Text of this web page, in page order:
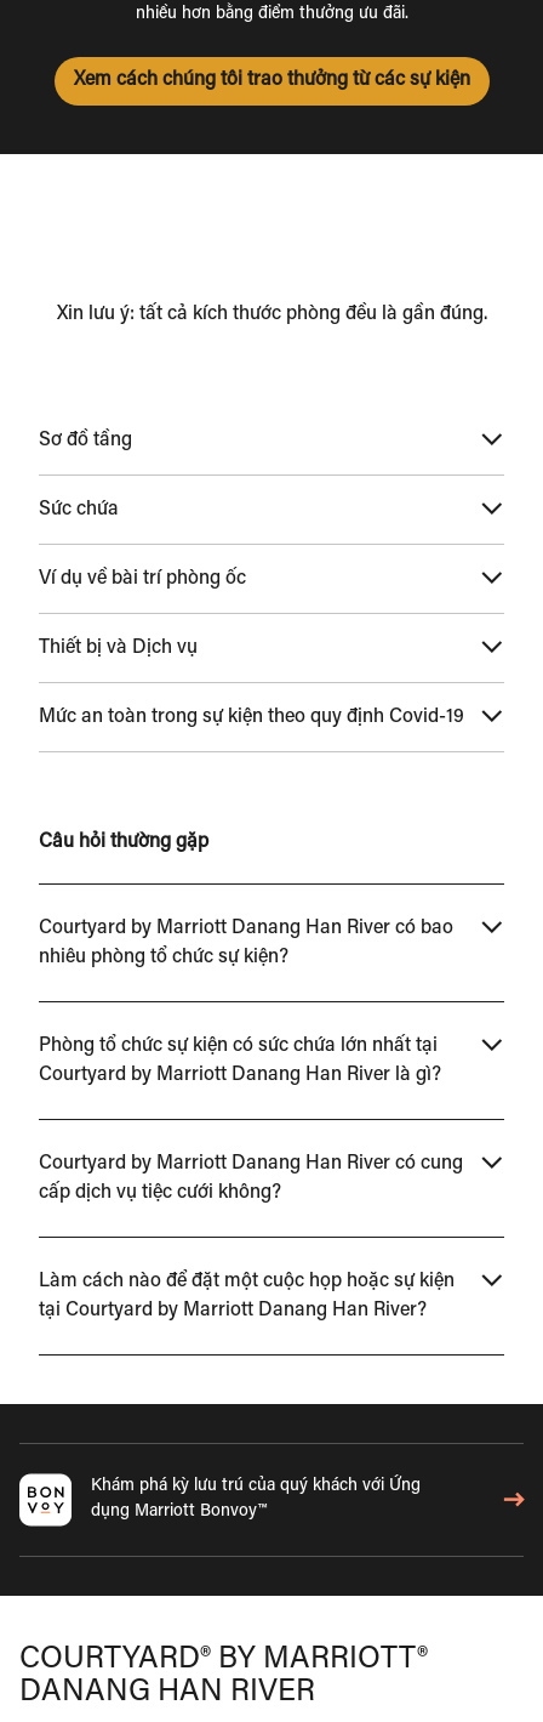
nhiều hơn bằng điểm thưởng ưu đãi.
Xem cách chúng tôi trao thưởng từ các sự kiện
Xin lưu ý: tất cả kích thước phòng đều là gần đúng.
Sơ đồ tầng
Sức chứa
Ví dụ về bài trí phòng ốc
Thiết bị và Dịch vụ
Mức an toàn trong sự kiện theo quy định Covid-19
Câu hỏi thường gặp
Courtyard by Marriott Danang Han River có bao
nhiêu phòng tổ chức sự kiện?
Phòng tổ chức sự kiện có sức chứa lớn nhất tại
Courtyard by Marriott Danang Han River là gì?
Courtyard by Marriott Danang Han River có cung
cấp dịch vụ tiệc cưới không?
Làm cách nào để đặt một cuộc họp hoặc sự kiện
tại Courtyard by Marriott Danang Han River?
Khám phá kỳ lưu trú của quý khách với Ứng
dụng Marriott Bonvoy™
COURTYARD® BY MARRIOTT®
DANANG HAN RIVER